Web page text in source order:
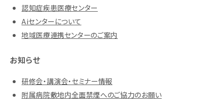
認知症疾患医療センター
Aiセンターについて
地域医療連携センターのご案内
お知らせ
研修会・講演会・セミナー情報
附属病院敷地内全面禁煙へのご協力のお願い